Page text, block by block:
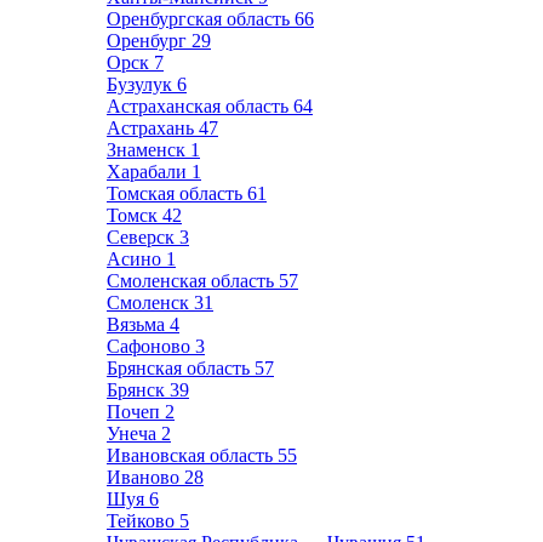
Оренбургская область 66
Оренбург 29
Орск 7
Бузулук 6
Астраханская область 64
Астрахань 47
Знаменск 1
Харабали 1
Томская область 61
Томск 42
Северск 3
Асино 1
Смоленская область 57
Смоленск 31
Вязьма 4
Сафоново 3
Брянская область 57
Брянск 39
Почеп 2
Унеча 2
Ивановская область 55
Иваново 28
Шуя 6
Тейково 5